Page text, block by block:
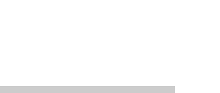
para Festa São João Climaco